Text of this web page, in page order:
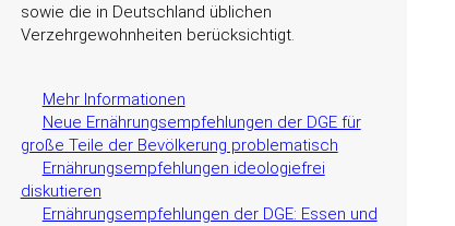
sowie die in Deutschland üblichen
Verzehrgewohnheiten berücksichtigt.
Mehr Informationen
Neue Ernährungsempfehlungen der DGE für
große Teile der Bevölkerung problematisch
Ernährungsempfehlungen ideologiefrei
diskutieren
Ernährungsempfehlungen der DGE: Essen und